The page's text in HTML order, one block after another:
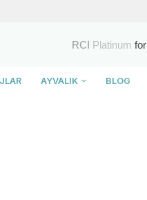
RCI Platinum for
AYVALIK BLOG